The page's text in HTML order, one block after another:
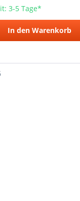
3-5 Tage*
In den Warenkorb